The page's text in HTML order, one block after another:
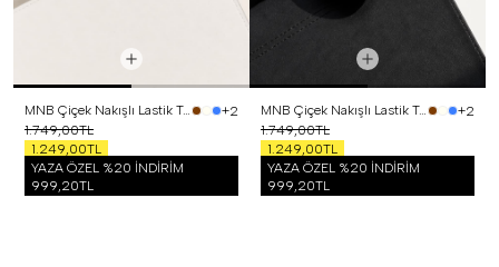
MNB Çiçek Nakışlı Lastik Tokalı Babet Siyah
+2
1.749,00TL
1.249,00TL
YAZA ÖZEL %20 İNDİRİM
999,20TL
MNB Çiçek Nakışlı Lastik Tokalı Babet Kahverengi
+2
1.749,00TL
1.249,00TL
YAZA ÖZEL %20 İNDİRİM
999,20TL